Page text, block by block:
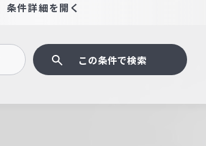
条件詳細を開く
この条件で検索